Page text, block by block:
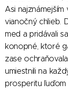
Asi
vianočný chlieb.
med a pridávali
konopné, ktoré
zase
umiestnili na
prosperitu ľuďom